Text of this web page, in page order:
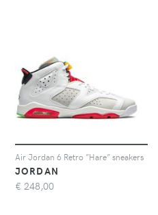
Air Jordan 6 Retro ”Hare” sneakers
JORDAN
€ 248,00